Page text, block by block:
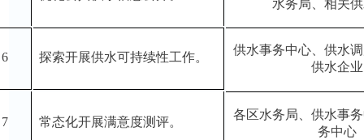
水务局、相关
6 探索开展供水可持续性工作。
供水事务中心、供水
供水企业
7 常态化开展满意度测评。
各区水务局、供水事
务中心